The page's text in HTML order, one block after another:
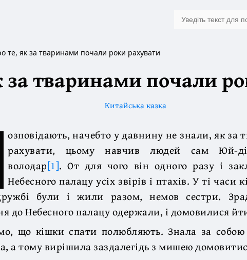
те, як за тваринами почали роки рахувати
за тваринами почали
Китайська казка
озповідають, начебто у давнину не знали, як за
рахувати, цьому навчив людей сам Юй-
володар[1]. От для чого він одного разу і
Небесного палацу усіх звірів і птахів. У ті
були і жили разом, немов сестри.
до Небесного палацу одержали, і домовилися
що кішки спати полюбляють. Знала за собою
а тому вирішила заздалегідь з мишею